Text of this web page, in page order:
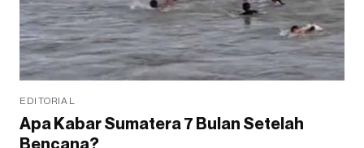
EDITORIAL
Apa Kabar Sumatera 7 Bulan Setelah
Bencana?